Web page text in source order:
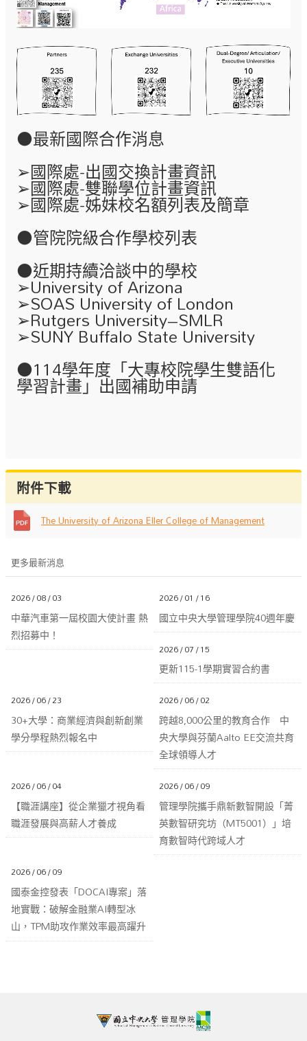
⚫最新國際合作消息
➢國際處-出國交換計畫資訊
➢國際處-雙聯學位計畫資訊
➢國際處-姊妹校名額列表及簡章
⚫管院院級合作學校列表
⚫近期持續洽談中的學校
➢University of Arizona
➢SOAS University of London
➢Rutgers University–SMLR
➢SUNY Buffalo State University
⚫114學年度「大專校院學生雙語化
學習計畫」出國補助申請
附件下載
The University of Arizona Eller College of Management
更多最新消息
2026 / 08 / 03
中華汽車第一屆校園大使計畫 熱
烈招募中！
2026 / 01 / 16
國立中央大學管理學院40週年慶
2026 / 07 / 15
更新115-1學期實習合約書
2026 / 06 / 23
30+大學：商業經濟與創新創業
學分學程熱烈報名中
2026 / 06 / 02
跨越8,000公里的教育合作 中
央大學與芬蘭Aalto EE交流共育
全球領導人才
2026 / 06 / 04
【職涯講座】從企業獵才視角看
職涯發展與高薪人才養成
2026 / 06 / 09
管理學院攜手鼎新數智開設「菁
英數智研究坊（MT5001）」培
育數智時代跨域人才
2026 / 06 / 09
國泰金控發表「DOCAI專案」落
地實戰：破解金融業AI轉型冰
山，TPM助攻作業效率最高躍升
67%